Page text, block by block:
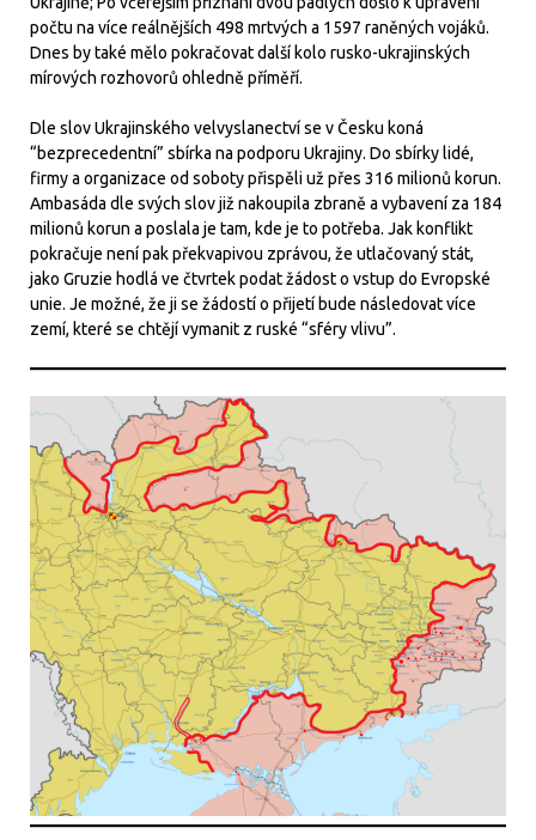
počtu na více reálnějších 498 mrtvých a 1597 raněných vojáků.
Dnes by také mělo pokračovat další kolo rusko-ukrajinských
mírových rozhovorů ohledně příměří.
Dle slov Ukrajinského velvyslanectví se v Česku koná
“bezprecedentní” sbírka na podporu Ukrajiny. Do sbírky lidé,
firmy a organizace od soboty přispěli už přes 316 milionů korun.
Ambasáda dle svých slov již nakoupila zbraně a vybavení za 184
milionů korun a poslala je tam, kde je to potřeba. Jak konflikt
pokračuje není pak překvapivou zprávou, že utlačovaný stát,
jako Gruzie hodlá ve čtvrtek podat žádost o vstup do Evropské
unie. Je možné, že ji se žádostí o přijetí bude následovat více
zemí, které se chtějí vymanit z ruské “sféry vlivu”.